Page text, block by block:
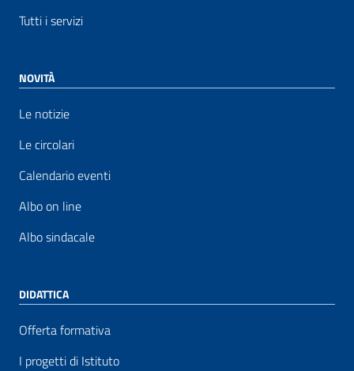
Tutti i servizi
NOVITÀ
Le notizie
Le circolari
Calendario eventi
Albo on line
Albo sindacale
DIDATTICA
Offerta formativa
I progetti di Istituto